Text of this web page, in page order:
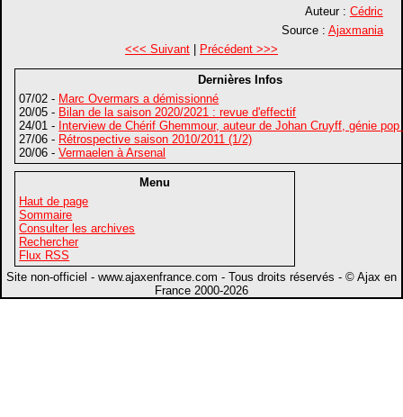
Auteur : Cédric
Source : Ajaxmania
<<< Suivant| Précédent >>>
Dernières Infos
07/02 - Marc Overmars a démissionné
20/05 - Bilan de la saison 2020/2021 : revue d'effectif
24/01 - Interview de Chérif Ghemmour, auteur de Johan Cruyff, génie
27/06 - Rétrospective saison 2010/2011 (1/2)
20/06 -Vermaelen à Arsenal
Menu
Haut de page
Sommaire
Consulter les archives
Rechercher
Flux RSS
Site non-officiel - www.ajaxenfrance.com - Tous droits réservés - © Ajax en
France 2000-2026